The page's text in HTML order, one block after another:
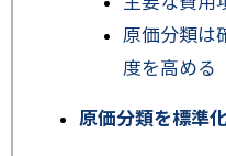
原価分類は
度を高める
原価分類を標準